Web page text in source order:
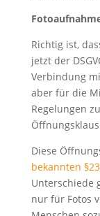
Richtig ist,
jetzt der
Verbindung
aber für die
Regelungen
Diese
bekannten §23
Unterschiede
nur für Fotos